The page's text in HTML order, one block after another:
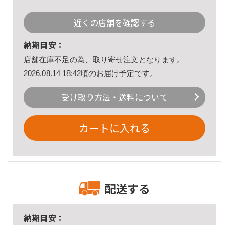
近くの店舗を確認する
納期目安：
店舗在庫不足の為、取り寄せ注文となります。
2026.08.14 18:42頃のお届け予定です。
受け取り方法・送料について
カートに入れる
配送する
納期目安：